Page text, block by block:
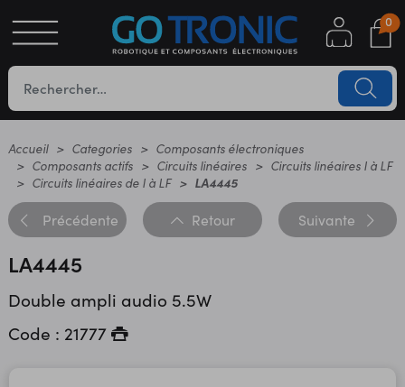
0
Accueil Categories
Composants électroniques
Composants actifs
Circuits linéaires
Circuits linéaires I à LF
Circuits linéaires de I à LF
LA4445
Précédente Retour Suivante
LA4445
Double ampli audio 5.5W
Code : 21777